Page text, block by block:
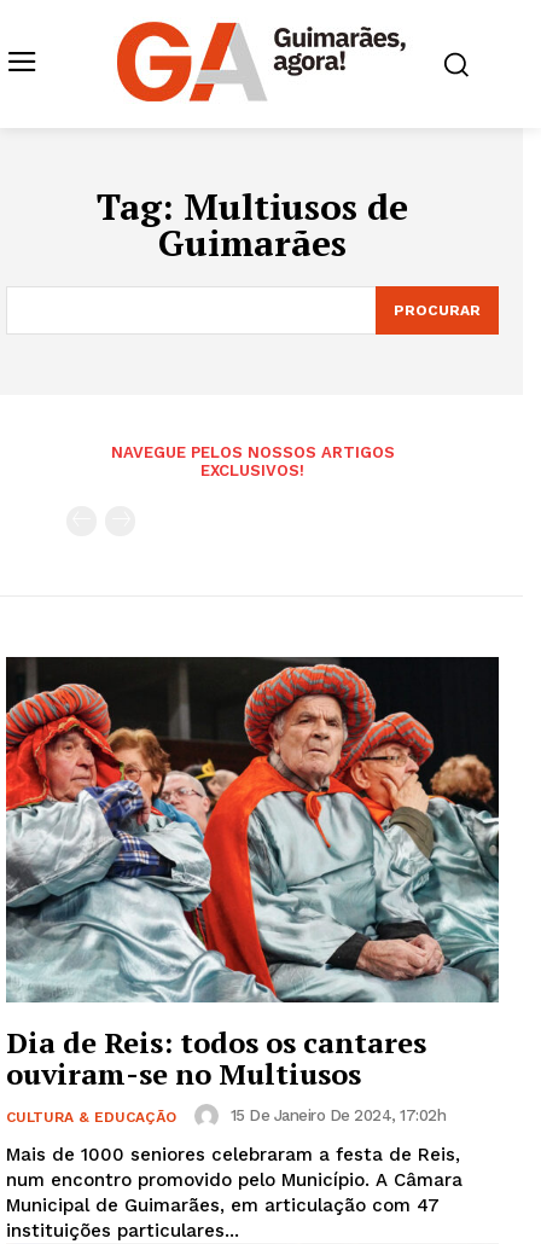
Tag: Multiusos de
Guimarães
PROCURAR
NAVEGUE PELOS NOSSOS ARTIGOS
EXCLUSIVOS!
Dia de Reis: todos os cantares
ouviram-se no Multiusos
CULTURA & EDUCAÇÃO 15 De Janeiro De 2024, 17:02h
Mais de 1000 seniores celebraram a festa de Reis,
num encontro promovido pelo Município. A Câmara
Municipal de Guimarães, em articulação com 47
instituições particulares...